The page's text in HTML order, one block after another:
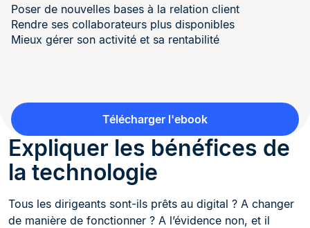
Poser de nouvelles bases à la relation client
Rendre ses collaborateurs plus disponibles
Mieux gérer son activité et sa rentabilité
Télécharger l'ebook
Expliquer les bénéfices de
la technologie
Tous les dirigeants sont-ils prêts au digital ? A changer
de manière de fonctionner ? A l’évidence non, et il